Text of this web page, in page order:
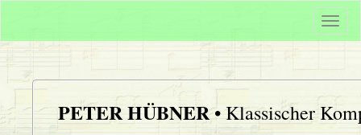
PETER HÜBNER• Klassischer